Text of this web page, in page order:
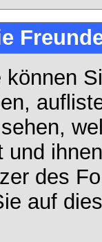
können
und
des
auf